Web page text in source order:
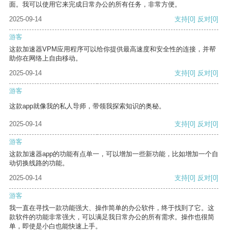
面。我可以使用它来完成日常办公的所有任务，非常方便。
2025-09-14
支持[0] 反对[0]
游客
这款加速器VPM应用程序可以给你提供最高速度和安全性的连接，并帮
助你在网络上自由移动。
2025-09-14
支持[0] 反对[0]
游客
这款app就像我的私人导师，带领我探索知识的奥秘。
2025-09-14 支持[0] 反对[0]
游客
这款加速器app的功能有点单一，可以增加一些新功能，比如增加一个自
动切换线路的功能。
2025-09-14
支持[0] 反对[0]
游客
我一直在寻找一款功能强大、操作简单的办公软件，终于找到了它。这
款软件的功能非常强大，可以满足我日常办公的所有需求。操作也很简
单，即使是小白也能快速上手。